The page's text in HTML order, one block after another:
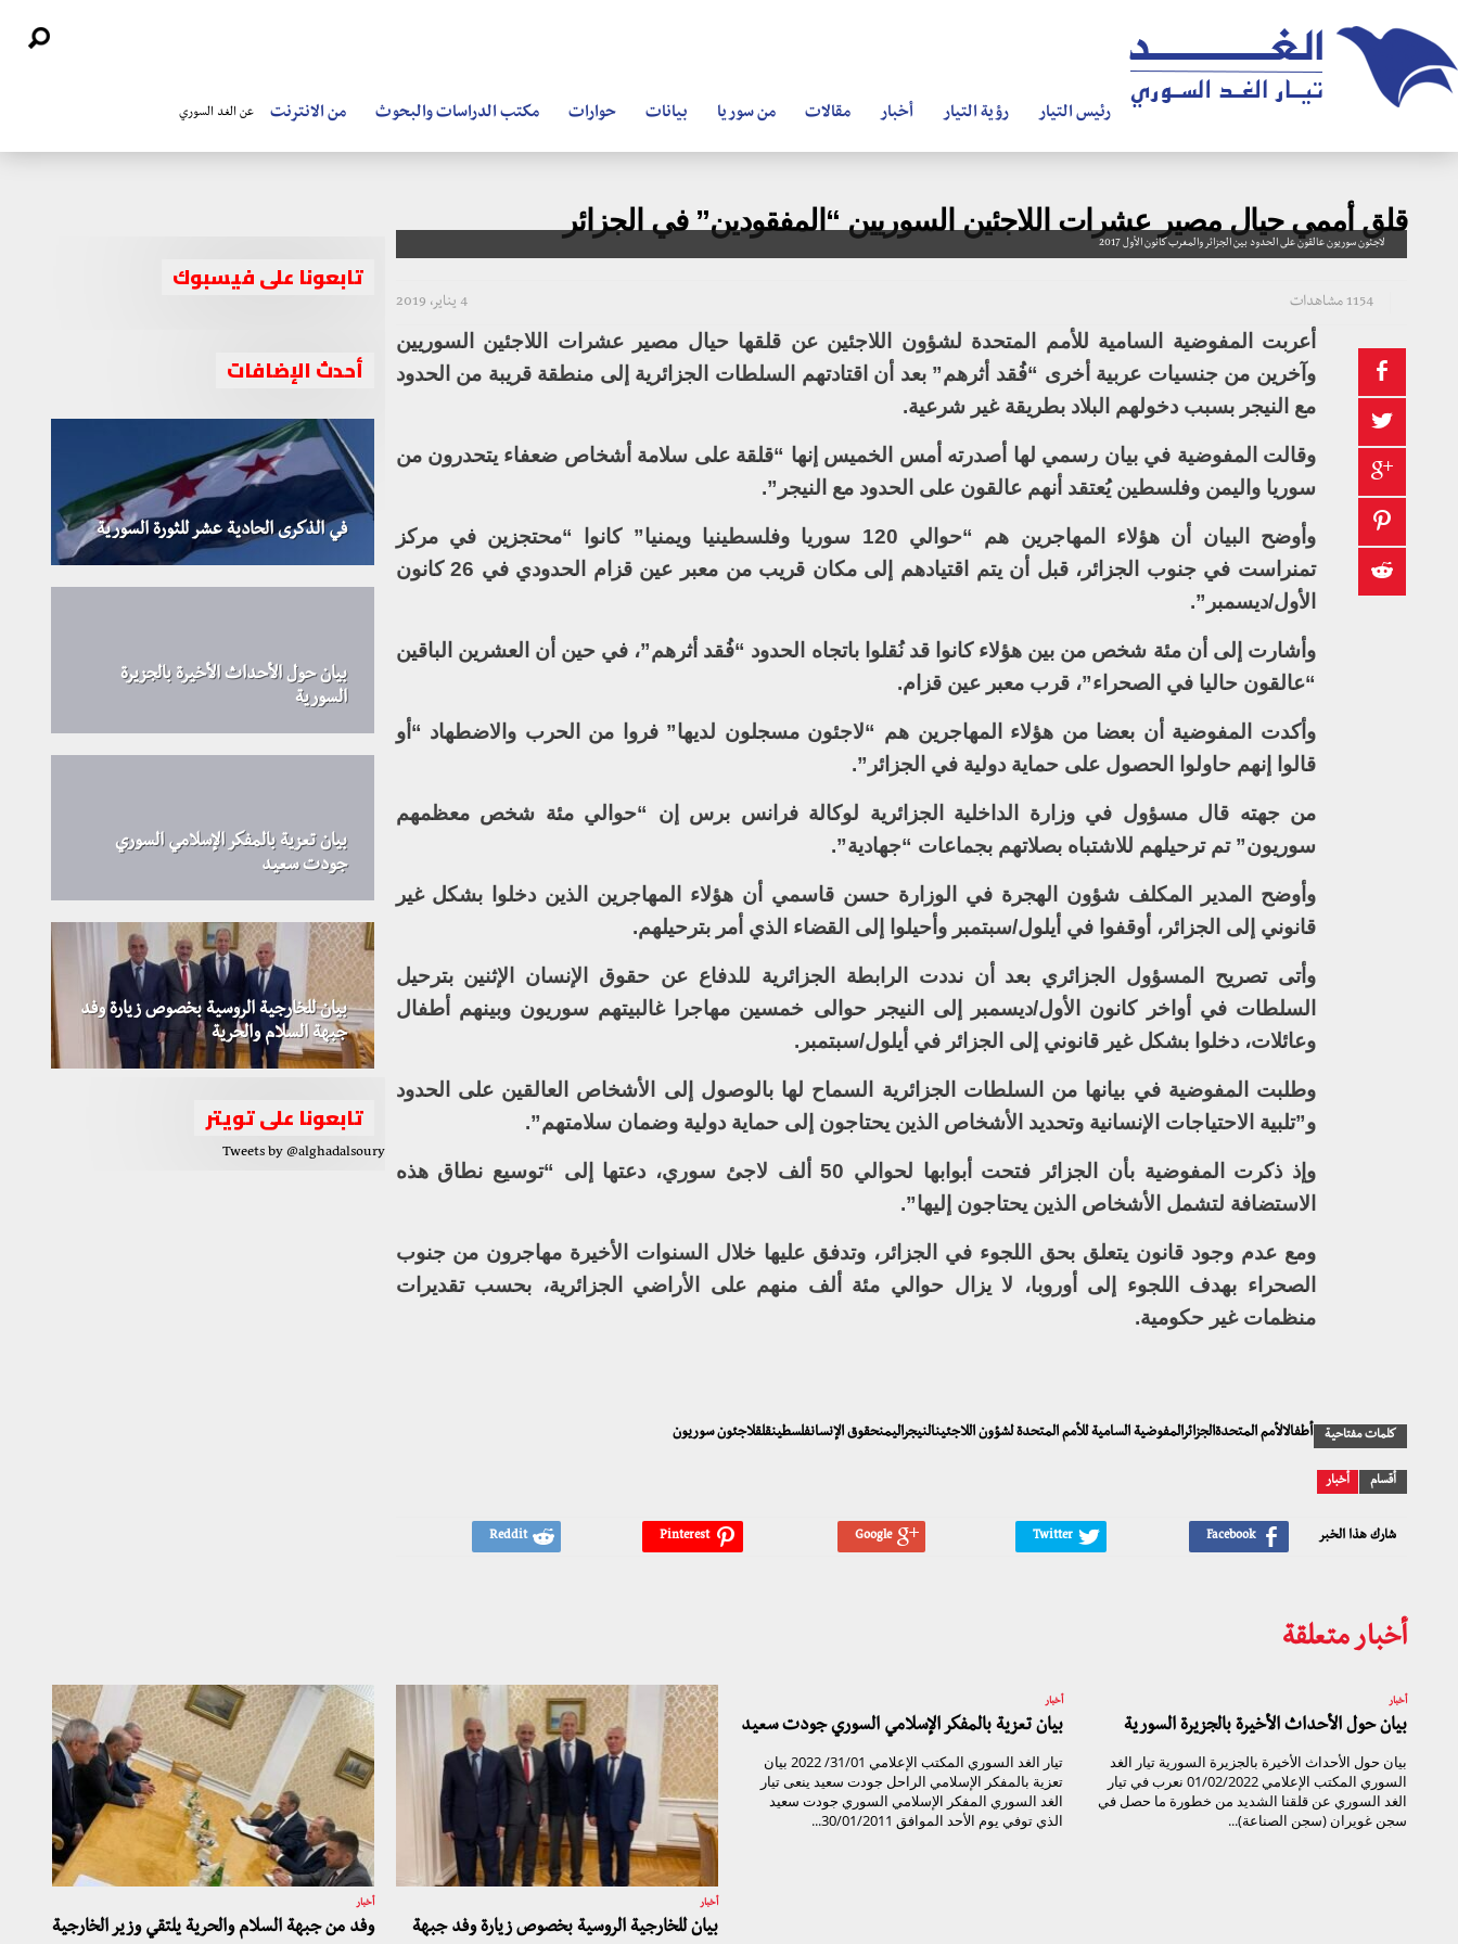
رئيس التيار رؤية التيار أخبار مقالات من سوريا بيانات حوارات مكتب الدراسات والبحوث من الانترنت عن الغد السوري
قلق أممي حيال مصير عشرات اللاجئين السوريين “المفقودين” في الجزائر
لاجئون سوريون عالقون على الحدود بين الجزائر والمغرب كانون الأول 2017
4 يناير، 2019 1154 مشاهدات
أعربت المفوضية السامية للأمم المتحدة لشؤون اللاجئين عن قلقها حيال مصير عشرات اللاجئين السوريين
وآخرين من جنسيات عربية أخرى “فُقد أثرهم” بعد أن اقتادتهم السلطات الجزائرية إلى منطقة قريبة من الحدود
مع النيجر بسبب دخولهم البلاد بطريقة غير شرعية.
وقالت المفوضية في بيان رسمي لها أصدرته أمس الخميس إنها “قلقة على سلامة أشخاص ضعفاء يتحدرون من
سوريا واليمن وفلسطين يُعتقد أنهم عالقون على الحدود مع النيجر”.
وأوضح البيان أن هؤلاء المهاجرين هم “حوالي 120 سوريا وفلسطينيا ويمنيا” كانوا “محتجزين في مركز
تمنراست في جنوب الجزائر، قبل أن يتم اقتيادهم إلى مكان قريب من معبر عين قزام الحدودي في 26 كانون
الأول/ديسمبر”.
وأشارت إلى أن مئة شخص من بين هؤلاء كانوا قد نُقلوا باتجاه الحدود “فُقد أثرهم”، في حين أن العشرين الباقين
“عالقون حاليا في الصحراء”، قرب معبر عين قزام.
وأكدت المفوضية أن بعضا من هؤلاء المهاجرين هم “لاجئون مسجلون لديها” فروا من الحرب والاضطهاد “أو
قالوا إنهم حاولوا الحصول على حماية دولية في الجزائر”.
من جهته قال مسؤول في وزارة الداخلية الجزائرية لوكالة فرانس برس إن “حوالي مئة شخص معظمهم
سوريون” تم ترحيلهم للاشتباه بصلاتهم بجماعات “جهادية”.
وأوضح المدير المكلف شؤون الهجرة في الوزارة حسن قاسمي أن هؤلاء المهاجرين الذين دخلوا بشكل غير
قانوني إلى الجزائر، أوقفوا في أيلول/سبتمبر وأحيلوا إلى القضاء الذي أمر بترحيلهم.
وأتى تصريح المسؤول الجزائري بعد أن نددت الرابطة الجزائرية للدفاع عن حقوق الإنسان الإثنين بترحيل
السلطات في أواخر كانون الأول/ديسمبر إلى النيجر حوالى خمسين مهاجرا غالبيتهم سوريون وبينهم أطفال
وعائلات، دخلوا بشكل غير قانوني إلى الجزائر في أيلول/سبتمبر.
وطلبت المفوضية في بيانها من السلطات الجزائرية السماح لها بالوصول إلى الأشخاص العالقين على الحدود
و”تلبية الاحتياجات الإنسانية وتحديد الأشخاص الذين يحتاجون إلى حماية دولية وضمان سلامتهم”.
وإذ ذكرت المفوضية بأن الجزائر فتحت أبوابها لحوالي 50 ألف لاجئ سوري، دعتها إلى “توسيع نطاق هذه
الاستضافة لتشمل الأشخاص الذين يحتاجون إليها”.
ومع عدم وجود قانون يتعلق بحق اللجوء في الجزائر، وتدفق عليها خلال السنوات الأخيرة مهاجرون من جنوب
الصحراء بهدف اللجوء إلى أوروبا، لا يزال حوالي مئة ألف منهم على الأراضي الجزائرية، بحسب تقديرات
منظمات غير حكومية.
كلمات مفتاحية أطفالالأمم المتحدةالجزائرالمفوضية السامية للأمم المتحدة لشؤون اللاجئينالنيجراليمنحقوق الإنسانفلسطينقلقلاجئون سوريون
أقسام أخبار
شارك هذا الخبر
تابعونا على فيسبوك
أحدث الإضافات
في الذكرى الحادية عشر للثورة السورية
بيان حول الأحداث الأخيرة بالجزيرة
السورية
بيان تعزية بالمفكر الإسلامي السوري
جودت سعيد
بيان للخارجية الروسية بخصوص زيارة وفد
جبهة السلام والحرية
تابعونا على تويتر
Tweets by @alghadalsoury
أخبار متعلقة
أخبار
بيان حول الأحداث الأخيرة بالجزيرة السورية
بيان حول الأحداث الأخيرة بالجزيرة السورية تيار الغد
السوري المكتب الإعلامي 01/02/2022 نعرب في تيار
الغد السوري عن قلقنا الشديد من خطورة ما حصل في
سجن غويران (سجن الصناعة)...
أخبار
بيان تعزية بالمفكر الإسلامي السوري جودت سعيد
تيار الغد السوري المكتب الإعلامي 31/01/ 2022 بيان
تعزية بالمفكر الإسلامي الراحل جودت سعيد ينعى تيار
الغد السوري المفكر الإسلامي السوري جودت سعيد
الذي توفي يوم الأحد الموافق 30/01/2011...
أخبار
بيان للخارجية الروسية بخصوص زيارة وفد جبهة
أخبار
وفد من جبهة السلام والحرية يلتقي وزير الخارجية